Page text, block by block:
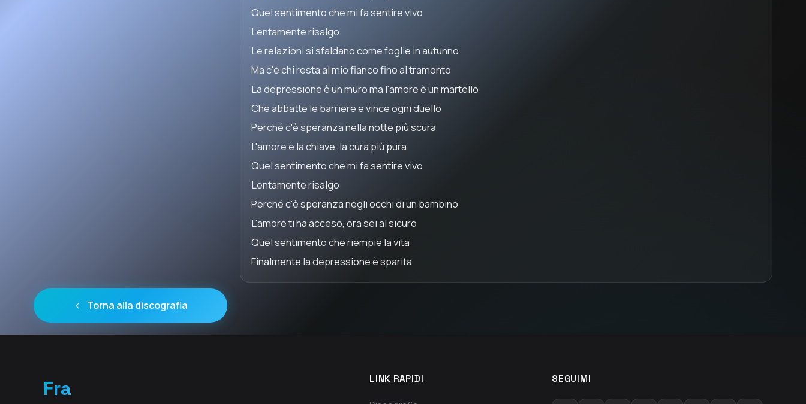
Quel sentimento che mi fa sentire vivo
Lentamente risalgo
Le relazioni si sfaldano come foglie in autunno
Ma c'è chi resta al mio fianco fino al tramonto
La depressione è un muro ma l'amore è un martello
Che abbatte le barriere e vince ogni duello
Perché c'è speranza nella notte più scura
L'amore è la chiave, la cura più pura
Quel sentimento che mi fa sentire vivo
Lentamente risalgo
Perché c'è speranza negli occhi di un bambino
L'amore ti ha acceso, ora sei al sicuro
Quel sentimento che riempie la vita
Finalmente la depressione è sparita
Torna alla discografia
Fra LINK RAPIDI SEGUIMI